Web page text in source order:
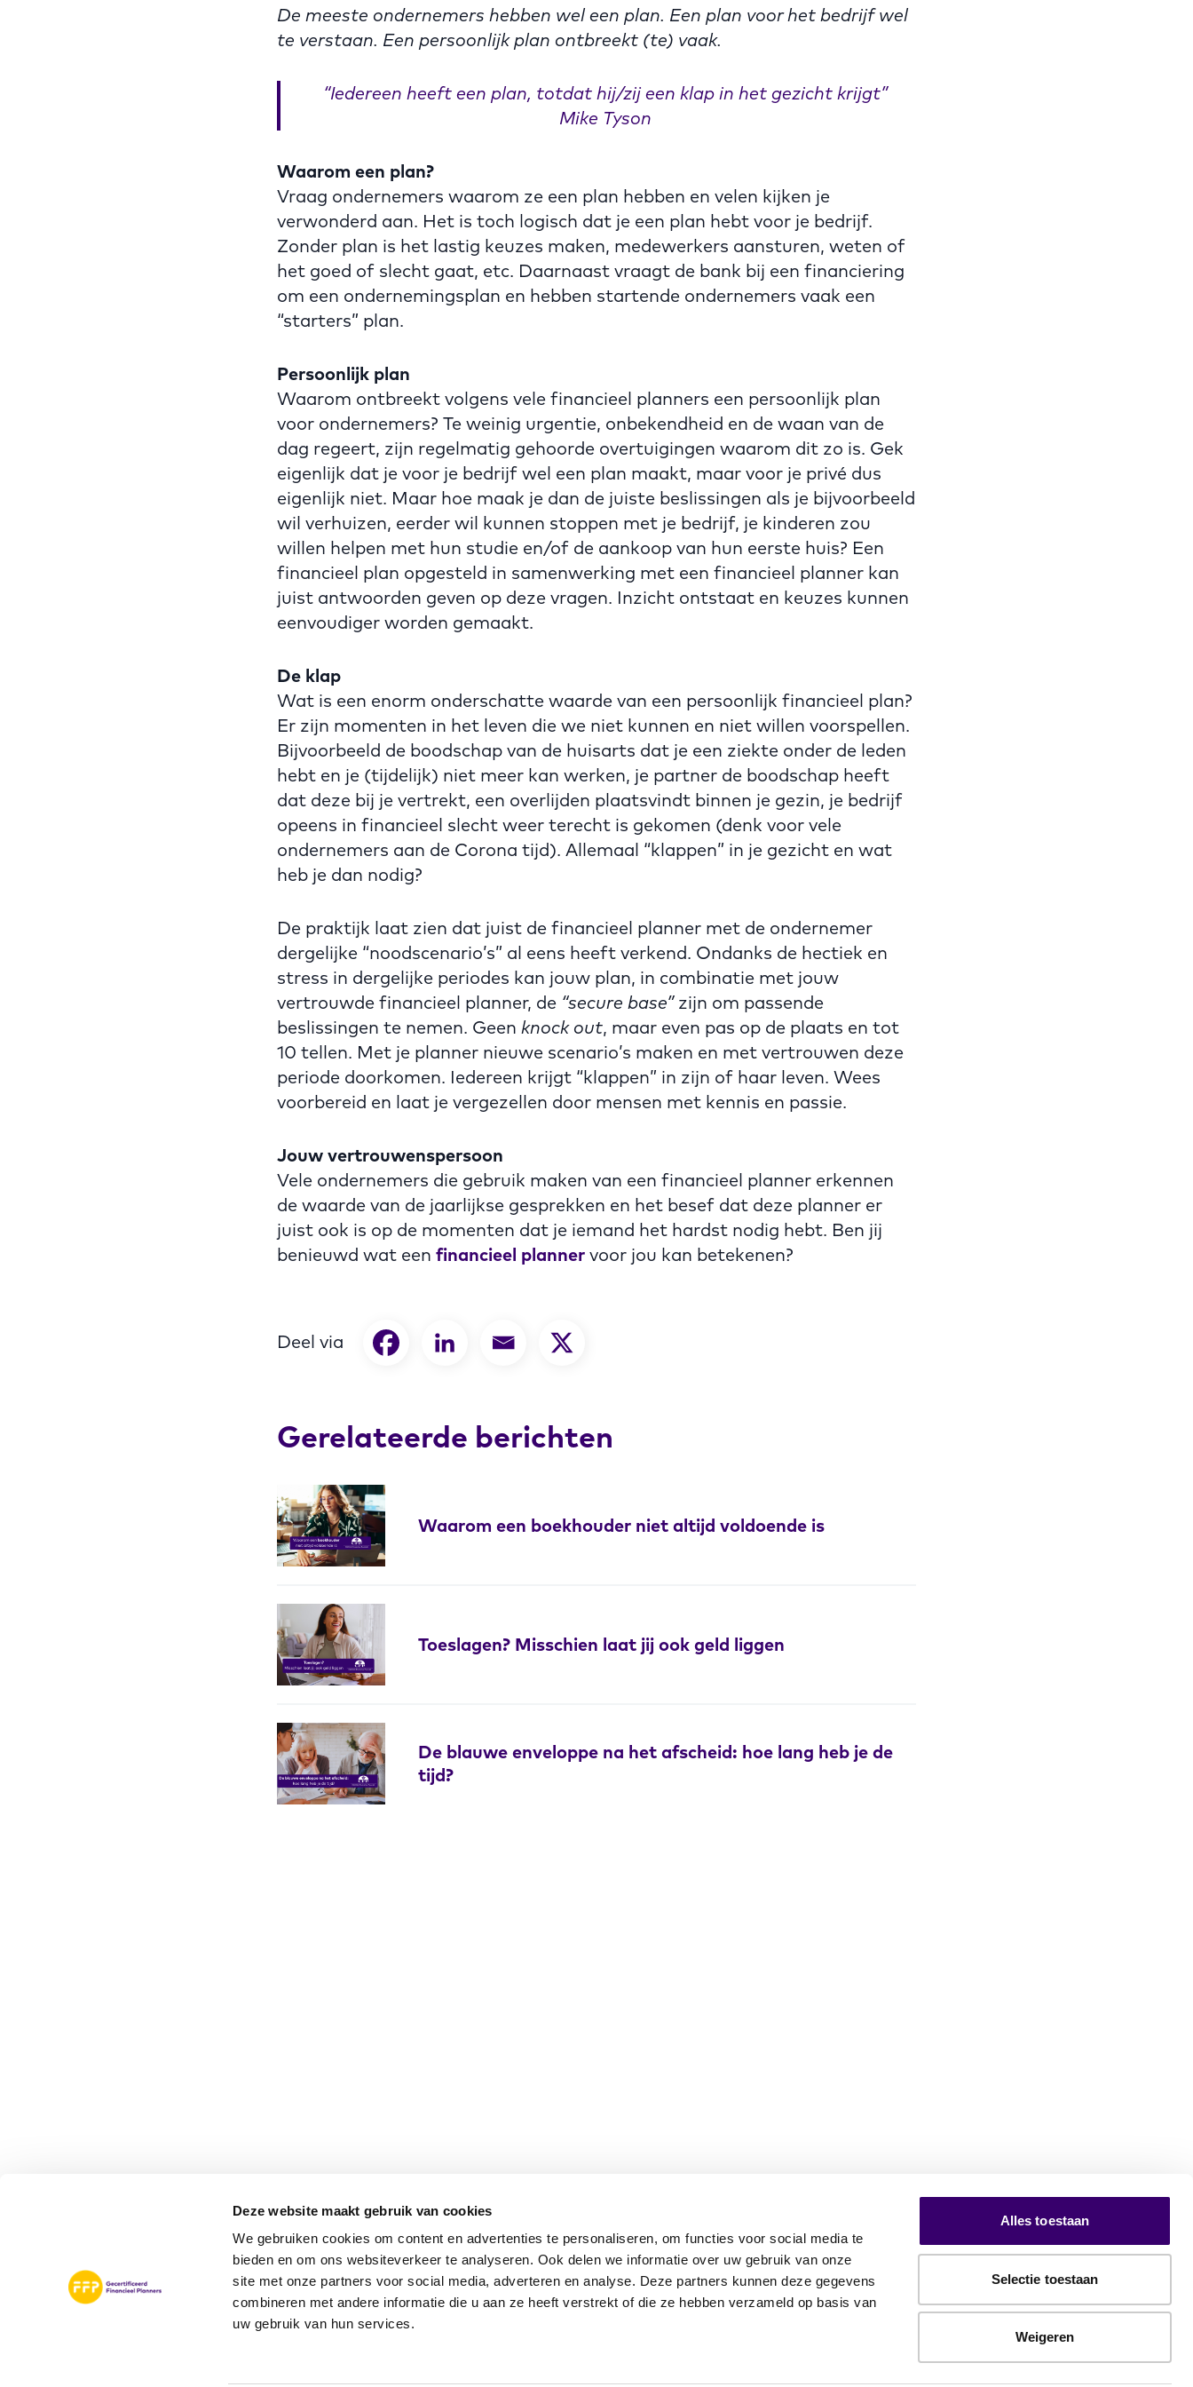
Deze website maakt gebruik van cookies
We gebruiken cookies om content en advertenties te personaliseren, om functies voor social media te
bieden en om ons websiteverkeer te analyseren. Ook delen we informatie over uw gebruik van onze
site met onze partners voor social media, adverteren en analyse. Deze partners kunnen deze gegevens
combineren met andere informatie die u aan ze heeft verstrekt of die ze hebben verzameld op basis van
uw gebruik van hun services.
Alles toestaan
Selectie toestaan
Weigeren
De meeste ondernemers hebben wel een plan. Een plan voor het bedrijf wel
te verstaan. Een persoonlijk plan ontbreekt (te) vaak.
“Iedereen heeft een plan, totdat hij/zij een klap in het gezicht krijgt”
Mike Tyson
Waarom een plan?
Vraag ondernemers waarom ze een plan hebben en velen kijken je
verwonderd aan. Het is toch logisch dat je een plan hebt voor je bedrijf.
Zonder plan is het lastig keuzes maken, medewerkers aansturen, weten of
het goed of slecht gaat, etc. Daarnaast vraagt de bank bij een financiering
om een ondernemingsplan en hebben startende ondernemers vaak een
“starters” plan.
Persoonlijk plan
Waarom ontbreekt volgens vele financieel planners een persoonlijk plan
voor ondernemers? Te weinig urgentie, onbekendheid en de waan van de
dag regeert, zijn regelmatig gehoorde overtuigingen waarom dit zo is. Gek
eigenlijk dat je voor je bedrijf wel een plan maakt, maar voor je privé dus
eigenlijk niet. Maar hoe maak je dan de juiste beslissingen als je bijvoorbeeld
wil verhuizen, eerder wil kunnen stoppen met je bedrijf, je kinderen zou
willen helpen met hun studie en/of de aankoop van hun eerste huis? Een
financieel plan opgesteld in samenwerking met een financieel planner kan
juist antwoorden geven op deze vragen. Inzicht ontstaat en keuzes kunnen
eenvoudiger worden gemaakt.
De klap
Wat is een enorm onderschatte waarde van een persoonlijk financieel plan?
Er zijn momenten in het leven die we niet kunnen en niet willen voorspellen.
Bijvoorbeeld de boodschap van de huisarts dat je een ziekte onder de leden
hebt en je (tijdelijk) niet meer kan werken, je partner de boodschap heeft
dat deze bij je vertrekt, een overlijden plaatsvindt binnen je gezin, je bedrijf
opeens in financieel slecht weer terecht is gekomen (denk voor vele
ondernemers aan de Corona tijd). Allemaal “klappen” in je gezicht en wat
heb je dan nodig?
De praktijk laat zien dat juist de financieel planner met de ondernemer
dergelijke “noodscenario’s” al eens heeft verkend. Ondanks de hectiek en
stress in dergelijke periodes kan jouw plan, in combinatie met jouw
vertrouwde financieel planner, de “secure base”zijn om passende
beslissingen te nemen. Geen knock out, maar even pas op de plaats en tot
10 tellen. Met je planner nieuwe scenario’s maken en met vertrouwen deze
periode doorkomen. Iedereen krijgt “klappen” in zijn of haar leven. Wees
voorbereid en laat je vergezellen door mensen met kennis en passie.
Jouw vertrouwenspersoon
Vele ondernemers die gebruik maken van een financieel planner erkennen
de waarde van de jaarlijkse gesprekken en het besef dat deze planner er
juist ook is op de momenten dat je iemand het hardst nodig hebt. Ben jij
benieuwd wat een financieel planner voor jou kan betekenen?
Deel via
Gerelateerde berichten
Waarom een boekhouder niet altijd voldoende is
Toeslagen? Misschien laat jij ook geld liggen
De blauwe enveloppe na het afscheid: hoe lang heb je de
tijd?